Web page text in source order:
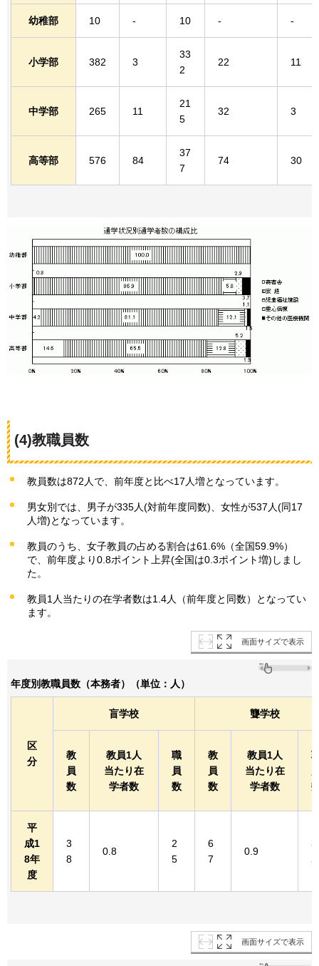
幼稚部 10 - 10 - -
小学部 382 3
33
2
22 11
中学部 265 11
21
5
32 3
高等部 576 84
37
7
74 30
(4)教職員数
教員数は872人で、前年度と比べ17人増となっています。
男女別では、男子が335人(対前年度同数)、女性が537人(同17
人増)となっています。
教員のうち、女子教員の占める割合は61.6%（全国59.9%）
で、前年度より0.8ポイント上昇(全国は0.3ポイント増)しまし
た。
教員1人当たりの在学者数は1.4人（前年度と同数）となってい
ます。
画面サイズで表示
年度別教職員数（本務者）（単位：人）
区
分
盲学校 聾学校
教
員
数
教員1人
当たり在
学者数
職
員
数
教
員
数
教員1人
当たり在
学者数
平
成1
8年
度
3
8
0.8
2
5
6
7
0.9
3
2
画面サイズで表示